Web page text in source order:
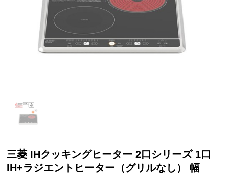
三菱 IHクッキングヒーター 2口シリーズ 1口
IH+ラジエントヒーター（グリルなし） 幅